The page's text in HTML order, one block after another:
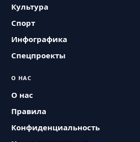
Культура
Спорт
Инфографика
Спецпроекты
О НАС
О нас
Правила
Конфиденциальность